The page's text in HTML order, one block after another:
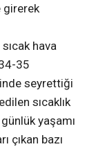
girerek
hava
35
seyrettiği
sıcaklık
yaşamı
çıkan bazı